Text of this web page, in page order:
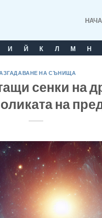
И Й К Л М Н
НА СЪНИЩА
сенки на
на